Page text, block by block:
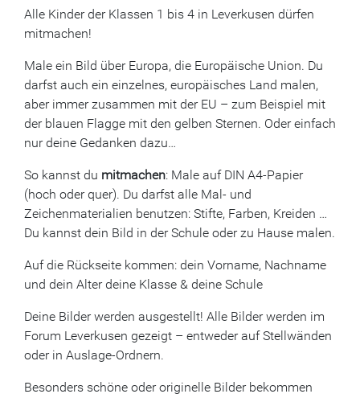
Alle Kinder der Klassen 1 bis 4 in Leverkusen dürfen
mitmachen!
Male ein Bild über Europa, die Europäische Union. Du
darfst auch ein einzelnes, europäisches Land malen,
aber immer zusammen mit der EU – zum Beispiel mit
der blauen Flagge mit den gelben Sternen. Oder einfach
nur deine Gedanken dazu…
So kannst du mitmachen: Male auf DIN A4-Papier
(hoch oder quer). Du darfst alle Mal- und
Zeichenmaterialien benutzen: Stifte, Farben, Kreiden …
Du kannst dein Bild in der Schule oder zu Hause malen.
Auf die Rückseite kommen: dein Vorname, Nachname
und dein Alter deine Klasse & deine Schule
Deine Bilder werden ausgestellt! Alle Bilder werden im
Forum Leverkusen gezeigt – entweder auf Stellwänden
oder in Auslage-Ordnern.
Besonders schöne oder originelle Bilder bekommen